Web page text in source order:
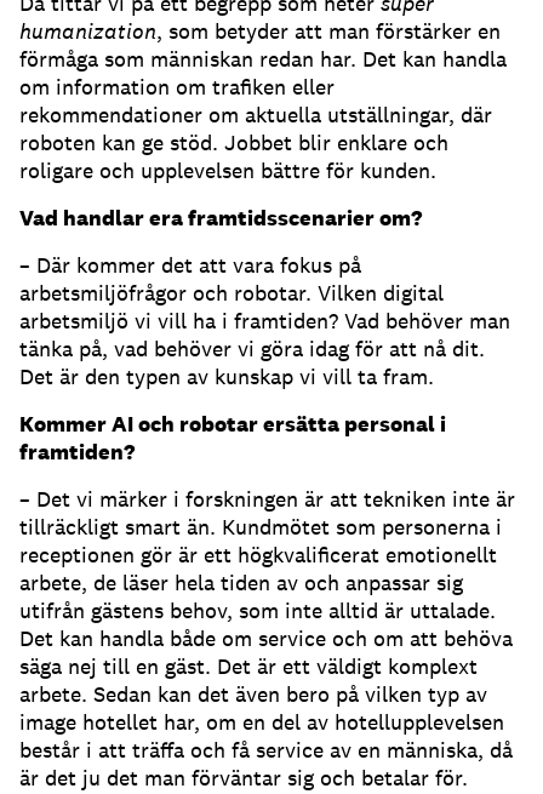
humanization, som betyder att man förstärker en
förmåga som människan redan har. Det kan handla
om information om trafiken eller
rekommendationer om aktuella utställningar, där
roboten kan ge stöd. Jobbet blir enklare och
roligare och upplevelsen bättre för kunden.
Vad handlar era framtidsscenarier om?
– Där kommer det att vara fokus på
arbetsmiljöfrågor och robotar. Vilken digital
arbetsmiljö vi vill ha i framtiden? Vad behöver man
tänka på, vad behöver vi göra idag för att nå dit.
Det är den typen av kunskap vi vill ta fram.
Kommer AI och robotar ersätta personal i
framtiden?
– Det vi märker i forskningen är att tekniken inte är
tillräckligt smart än. Kundmötet som personerna i
receptionen gör är ett högkvalificerat emotionellt
arbete, de läser hela tiden av och anpassar sig
utifrån gästens behov, som inte alltid är uttalade.
Det kan handla både om service och om att behöva
säga nej till en gäst. Det är ett väldigt komplext
arbete. Sedan kan det även bero på vilken typ av
image hotellet har, om en del av hotellupplevelsen
består i att träffa och få service av en människa, då
är det ju det man förväntar sig och betalar för.